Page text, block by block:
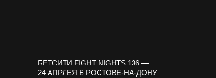
БЕТСИТИ FIGHT NIGHTS 136 —
24 АПРЛЕЯ В РОСТОВЕ-НА-ДОНУ